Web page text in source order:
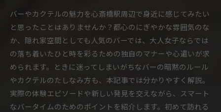
バーやカクテルの魅力を心斎橋駅周辺で身近に感じてみたい
と思ったことはありませんか？都心のにぎやかな雰囲気のな
か、隠れ家空間としても人気のバーでは、大人女子ならでは
の落ち着いたひと時を彩るための独自のマナーや心遣いが求
められます。ときに迷ってしまいがちなバーの暗黙のルール
やカクテルのたしなみ方も、本記事では分かりやすく解説。
実際の体験エピソードや新しい発見を交えながら、スマート
なバータイムのためのポイントを紹介します。初めて訪れる